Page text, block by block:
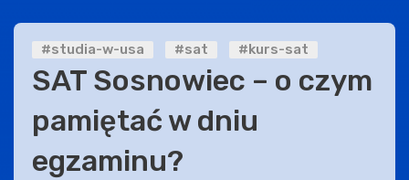
#studia-w-usa #sat #kurs-sat
SAT Sosnowiec – o czym
pamiętać w dniu
egzaminu?